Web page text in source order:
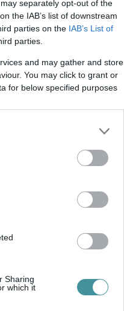
separately opt-out of the
the IAB’s list of downstream
parties on the IAB’s List of
parties.
and may gather and store
You may click to grant or
for below specified purposes
Sharing
which it
"Az
a